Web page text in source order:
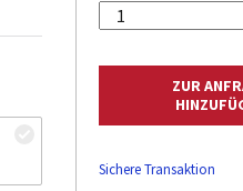
Sichere Transaktion